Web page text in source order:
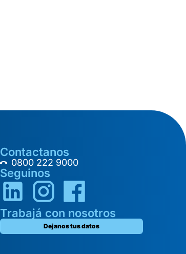
Contactanos
0800 222 9000
Seguinos
Trabajá con nosotros
Dejanos tus datos